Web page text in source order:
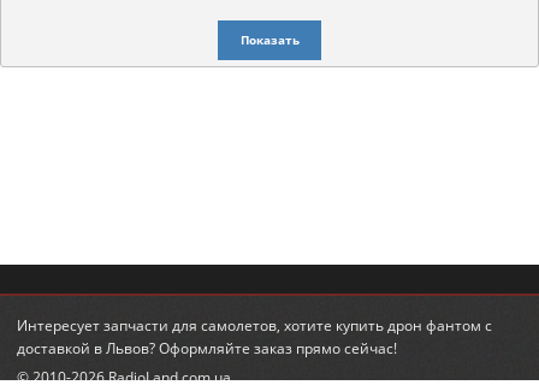
Показать
Интересуетзапчасти для самолетов, хотите купить дрон фантом с
доставкой в Львов? Оформляйте заказ прямо сейчас!
© 2010-2026 RadioLand.com.ua